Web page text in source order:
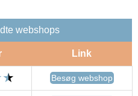
webshops
Link
Besøg webshop